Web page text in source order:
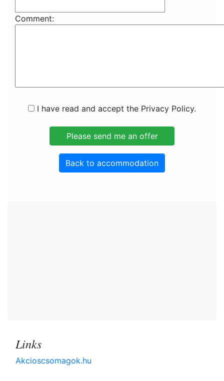
Comment:
I have read and accept the Privacy Policy.
Back to accommodation
Links
Akcioscsomagok.hu